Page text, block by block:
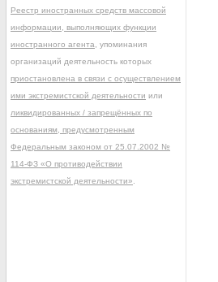
Реестр иностранных средств массовой
информации, выполняющих функции
иностранного агента , упоминания
организаций деятельность которых
приостановлена в связи с осуществлением
ими экстремистской деятельности или
ликвидированных / запрещённых по
основаниям, предусмотренным
Федеральным законом от 25.07.2002 №
114-ФЗ «О противодействии
экстремистской деятельности»